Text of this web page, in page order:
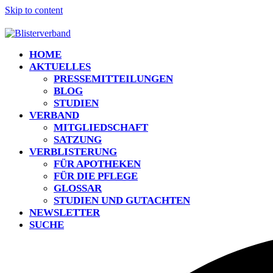
Skip to content
HOME
AKTUELLES
PRESSEMITTEILUNGEN
BLOG
STUDIEN
VERBAND
MITGLIEDSCHAFT
SATZUNG
VERBLISTERUNG
FÜR APOTHEKEN
FÜR DIE PFLEGE
GLOSSAR
STUDIEN UND GUTACHTEN
NEWSLETTER
SUCHE